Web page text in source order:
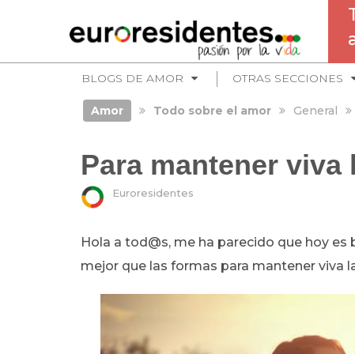
BLOGS DE AMOR OTRAS SECCIONES
Amor Todo sobre el amor General
Para mantener viva
Euroresidentes
Hola a tod@s, me ha parecido que hoy
mejor que las formas para mantener viva